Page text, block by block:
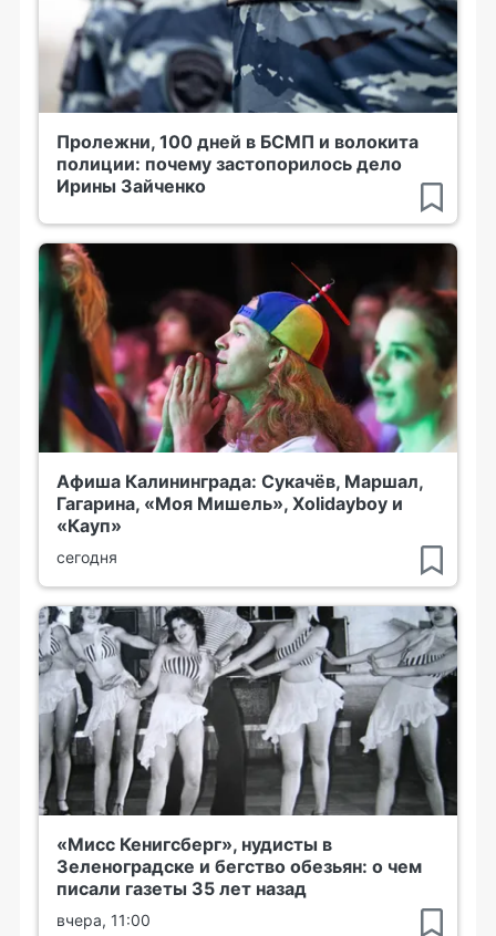
Пролежни, 100 дней в БСМП и волокита
полиции: почему застопорилось дело
Ирины Зайченко
Афиша Калининграда: Сукачёв, Маршал,
Гагарина, «Моя Мишель», Xolidayboy и
«Кауп»
сегодня
«Мисс Кенигсберг», нудисты в
Зеленоградске и бегство обезьян: о чем
писали газеты 35 лет назад
вчера, 11:00